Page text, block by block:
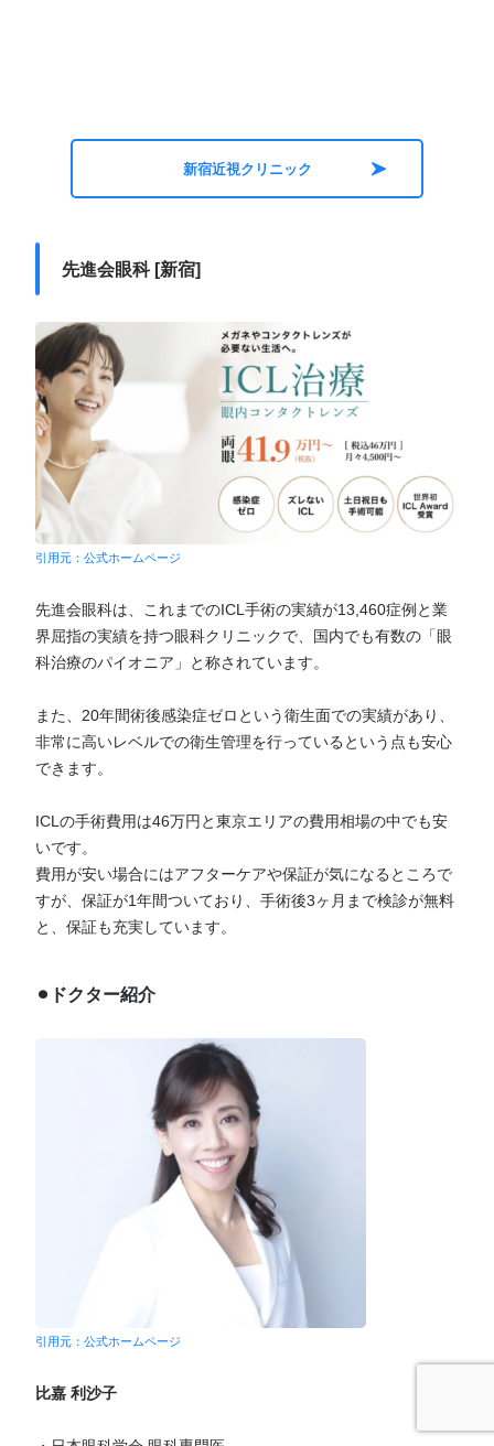
新宿近視クリニック
先進会眼科 [新宿]
引用元：公式ホームページ
先進会眼科は、これまでのICL手術の実績が13,460症例と業
界屈指の実績を持つ眼科クリニックで、国内でも有数の「眼
科治療のパイオニア」と称されています。
また、20年間術後感染症ゼロという衛生面での実績があり、
非常に高いレベルでの衛生管理を行っているという点も安心
できます。
ICLの手術費用は46万円と東京エリアの費用相場の中でも安
いです。
費用が安い場合にはアフターケアや保証が気になるところで
すが、保証が1年間ついており、手術後3ヶ月まで検診が無料
と、保証も充実しています。
⚫︎ドクター紹介
引用元：公式ホームページ
比嘉 利沙子